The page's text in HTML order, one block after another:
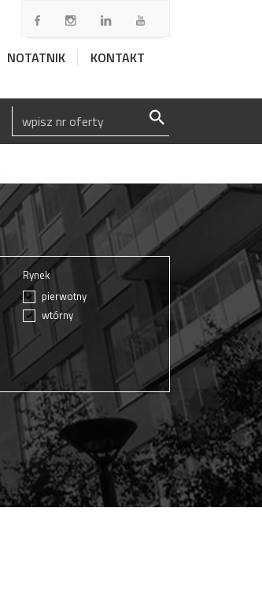
NOTATNIK KONTAKT
Rynek
pierwotny
wtórny